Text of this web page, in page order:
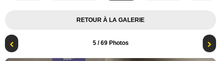
RETOUR À LA GALERIE
5/ 69 Photos